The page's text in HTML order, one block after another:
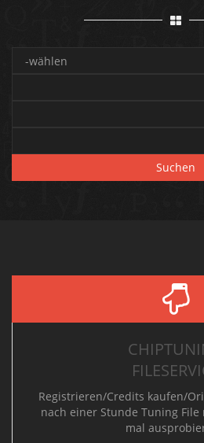
Suchen
Registrieren/Credits kaufen/
nach einer Stunde Tuning
mal